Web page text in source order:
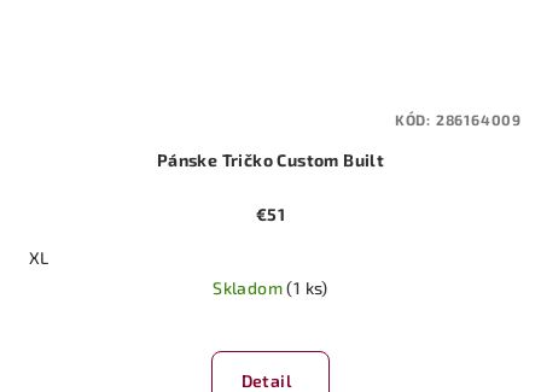
Pánske Tričko Custom Built
€51
XL
Skladom(1 ks)
Detail
KÓD: 286164009